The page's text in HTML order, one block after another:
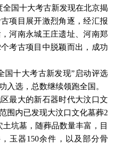
国十大考古新发现在北京揭
项目展开激烈角逐，经汇报
河南永城王庄遗址、河南郑
考古项目中脱颖而出，成功
十大考古新发现”启动评选
入选，总数继续领跑全国。
大的新石器时代大汶口文
围内已发现大汶口文化墓葬2
坑墓，随葬品数量丰富，目
玉器150余件，以及部分骨